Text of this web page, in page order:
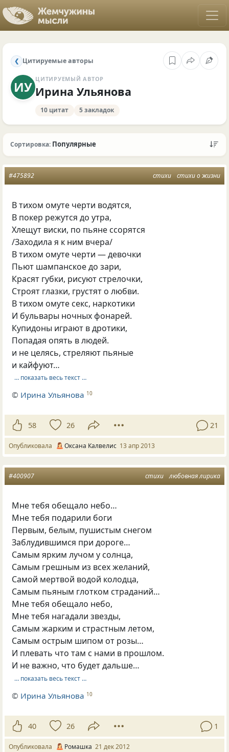
❮ Цитируемые авторы
ИУ ЦИТИРУЕМЫЙ АВТОР
Ирина Ульянова
10 цитат 5 закладок
Сортировка: Популярные
стихи стихи о жизни
#475892
В тихом омуте черти водятся,
В покер режутся до утра,
Хлещут виски, по пьяне ссорятся
/Заходила я к ним вчера/
В тихом омуте черти — девочки
Пьют шампанское до зари,
Красят губки, рисуют стрелочки,
Строят глазки, грустят о любви.
В тихом омуте секс, наркотики
И бульвары ночных фонарей.
Купидоны играют в дротики,
Попадая опять в людей.
и не целясь, стреляют пьяные
и кайфуют…
… показать весь текст …
© Ирина Ульянова 10
58 26 21
Опубликовала Оксана Калвелис 13 апр 2013
стихи любовная лирика
#400907
Мне тебя обещало небо…
Мне тебя подарили боги
Первым, белым, пушистым снегом
Заблудившимся при дороге…
Самым ярким лучом у солнца,
Самым грешным из всех желаний,
Самой мертвой водой колодца,
Самым пьяным глотком страданий…
Мне тебя обещало небо,
Мне тебя нагадали звезды,
Самым жарким и страстным летом,
Самым острым шипом от розы…
И плевать что там с нами в прошлом.
И не важно, что будет дальше…
… показать весь текст …
© Ирина Ульянова 10
40 26 1
Опубликовала Ромашка 21 дек 2012